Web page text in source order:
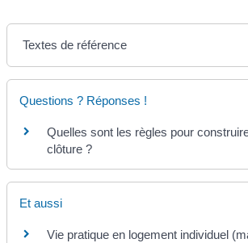
Textes de référence
Questions ? Réponses !
Quelles sont les règles pour
clôture ?
Et aussi
Vie pratique en logement individuel